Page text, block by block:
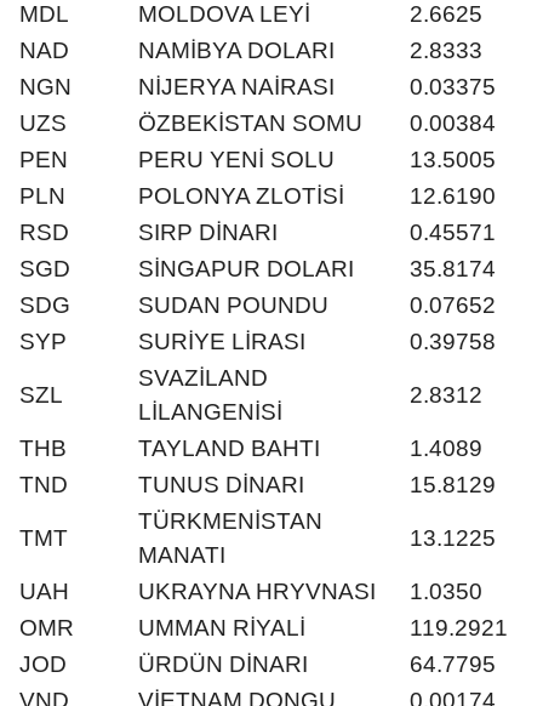
MDL
MOLDOVA LEYİ
2.6625
NAD
NAMİBYA DOLARI
2.8333
NGN
NİJERYA NAİRASI
0.03375
UZS
ÖZBEKİSTAN SOMU
0.00384
PEN
PERU YENİ SOLU
13.5005
PLN
POLONYA ZLOTİSİ
12.6190
RSD
SIRP DİNARI
0.45571
SGD
SİNGAPUR DOLARI
35.8174
SDG
SUDAN POUNDU
0.07652
SYP
SURİYE LİRASI 0.39758
SZL
SVAZİLAND
LİLANGENİSİ
2.8312
THB TAYLAND BAHTI
1.4089
TND
TUNUS DİNARI 15.8129
TMT
TÜRKMENİSTAN
MANATI
13.1225
UAH UKRAYNA HRYVNASI
1.0350
OMR
UMMAN RİYALİ
119.2921
JOD
ÜRDÜN DİNARI
64.7795
VND
VİETNAM DONGU
0.00174